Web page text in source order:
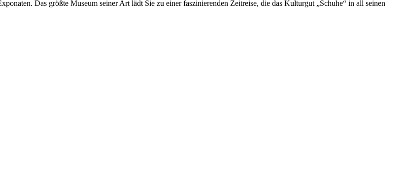
Das größte Museum seiner Art lädt Sie zu einer faszinierenden Zeitreise, die das Kulturgut „Schuhe“ in all seinen